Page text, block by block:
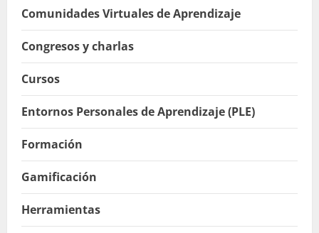
Comunidades Virtuales de Aprendizaje
Congresos y charlas
Cursos
Entornos Personales de Aprendizaje (PLE)
Formación
Gamificación
Herramientas